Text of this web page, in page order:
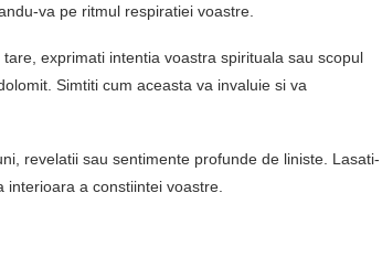
va pe ritmul respiratiei voastre.
exprimati intentia voastra spirituala sau scopul
Simtiti cum aceasta va invaluie si va
revelatii sau sentimente profunde de liniste. Lasati-
a constiintei voastre.